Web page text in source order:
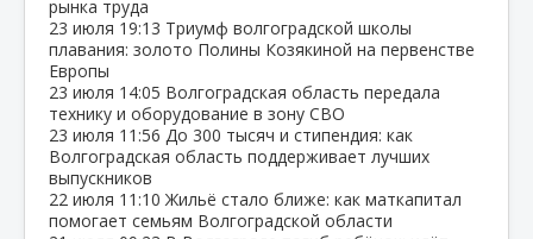
рынка труда
23 июля 19:13 Триумф волгоградской школы
плавания: золото Полины Козякиной на первенстве
Европы
23 июля 14:05 Волгоградская область передала
технику и оборудование в зону СВО
23 июля 11:56 До 300 тысяч и стипендия: как
Волгоградская область поддерживает лучших
выпускников
22 июля 11:10 Жильё стало ближе: как маткапитал
помогает семьям Волгоградской области